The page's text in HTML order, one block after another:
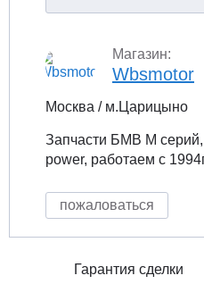
Магазин:
Wbsmotor
Москва / м.Царицыно
Запчасти БМВ М серий,
power, работаем с
пожаловаться
Гарантия сделки